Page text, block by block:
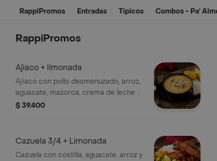
RappiPromos Entradas Típicos Combos - Pa'
RappiPromos
Ajiaco + limonada
Ajiaco con pollo desmenuzado, arroz,
aguacate, mazorca, crema de leche y
alcaparras más limonada 22 oz.
$ 39.400
Cazuela 3/4 + Limonada
Cazuela con costilla, aguacate, arroz y